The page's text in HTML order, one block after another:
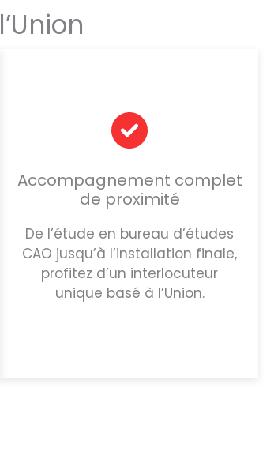
Accompagnement complet
de proximité
De l’étude en bureau d’études
CAO jusqu’à l’installation finale,
profitez d’un interlocuteur
unique basé à l’Union.